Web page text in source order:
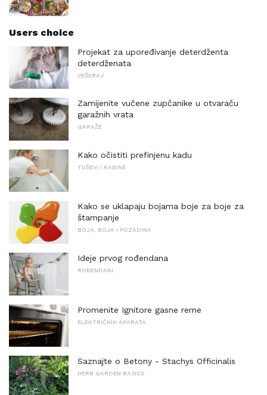
Users choice
Projekat za upoređivanje deterdženta
deterdženata
VEŠERAJ
Zamijenite vučene zupčanike u otvaraču
garažnih vrata
GARAŽE
Kako očistiti prefinjenu kadu
TUŠEVI I KABINE
Kako se uklapaju bojama boje za boje za
štampanje
BOJA, BOJA I POZADINA
Ideje prvog rođendana
ROĐENDANI
Promenite Ignitore gasne rerne
ELEKTRIČNIH APARATA
Saznajte o Betony - Stachys Officinalis
HERB GARDEN BASICS